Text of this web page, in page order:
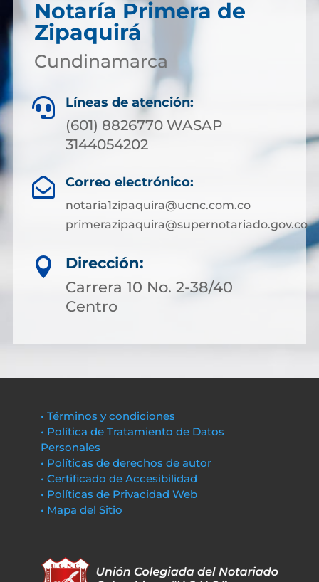
Notaría Primera de
Zipaquirá
Cundinamarca
 Líneas de atención:
(601) 8826770 WASAP
3144054202
 Correo electrónico:
notaria1zipaquira@ucnc.com.co
primerazipaquira@supernotariado.gov.co

Dirección:
Carrera 10 No. 2-38/40
Centro
• Términos y condiciones
• Política de Tratamiento de Datos
Personales
• Políticas de derechos de autor
• Certificado de Accesibilidad
• Políticas de Privacidad Web
• Mapa del Sitio